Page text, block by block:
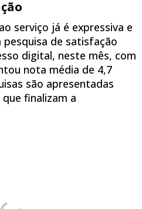
serviço já é expressiva e
de satisfação
digital, neste mês, com
nota média de 4,7
são apresentadas
finalizam a